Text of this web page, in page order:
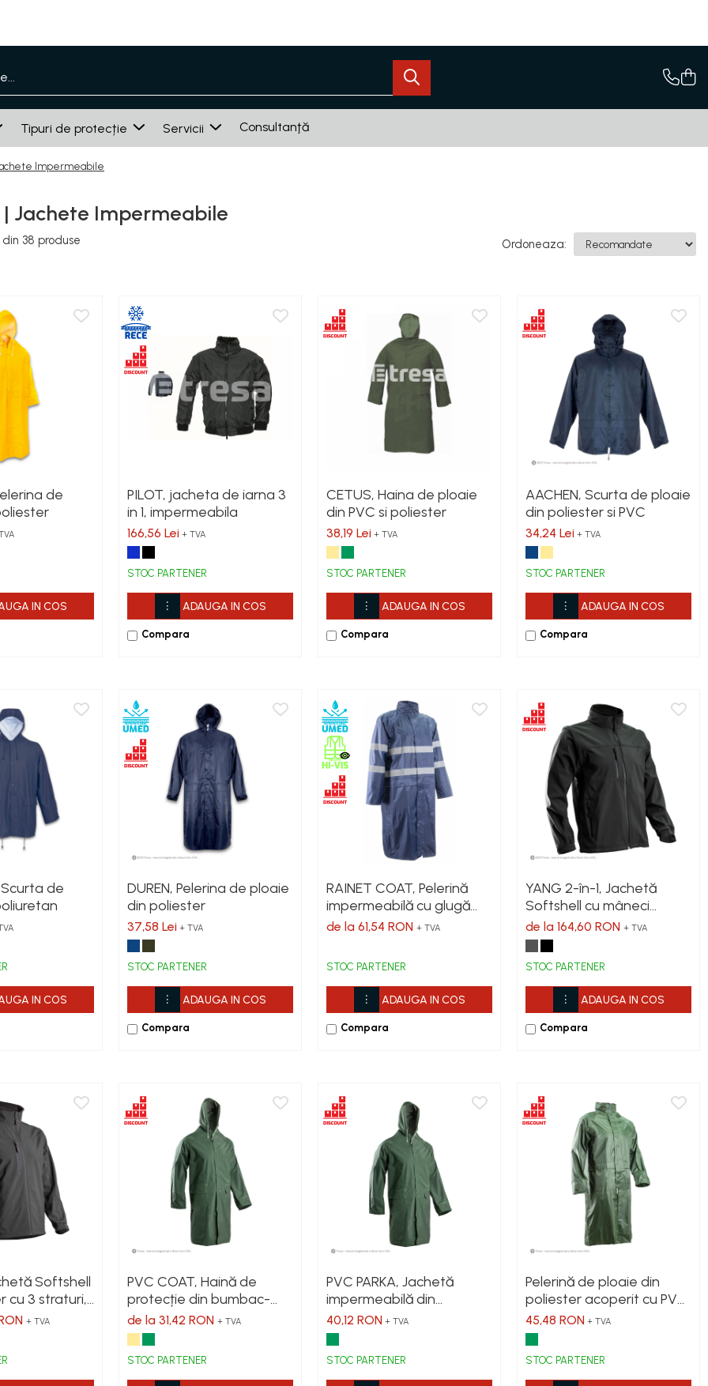
Tipuri de protecție Servicii Consultanţă
Impermeabile
| Jachete Impermeabile
din 38 produse Ordoneaza:
de
IN COS
PILOT, jacheta de iarna 3
in 1, impermeabila
166,56 Lei + TVA
STOC PARTENER
ADAUGA IN COS
Compara
CETUS, Haina de ploaie
din PVC si poliester
38,19 Lei + TVA
STOC PARTENER
ADAUGA IN COS
Compara
AACHEN, Scurta de ploaie
din poliester si PVC
34,24 Lei + TVA
STOC PARTENER
ADAUGA IN COS
Compara
Scurta de
IN COS
DUREN, Pelerina de ploaie
din poliester
37,58 Lei + TVA
STOC PARTENER
ADAUGA IN COS
Compara
RAINET COAT, Pelerină
impermeabilă cu glugă
încorporată, din poliester
120 cm
de la 61,54 RON + TVA
STOC PARTENER
ADAUGA IN COS
Compara
YANG 2-în-1, Jachetă
Softshell cu mâneci
detașabile, 310 g/mp,
impermeabilitate 8.000
mm
de la 164,60 RON + TVA
STOC PARTENER
ADAUGA IN COS
Compara
Softshell
cu 3 straturi,
8.000
+ TVA
PVC COAT, Haină de
protecție din bumbac-
poliester, acoperire dublă
cu PVC, cusături termo-
sudate, 415 g/mp
de la 31,42 RON + TVA
STOC PARTENER
PVC PARKA, Jachetă
impermeabilă din
bumbac-poliester, dublu
imersat cu PVC, cusături
termo-sudate, 415 g/mp
40,12 RON + TVA
STOC PARTENER
Pelerină de ploaie din
poliester acoperit cu PVC,
185 g/mp
45,48 RON + TVA
STOC PARTENER